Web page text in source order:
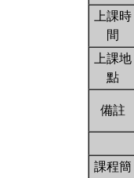
上課時
間
上課地
點
備註
課程簡